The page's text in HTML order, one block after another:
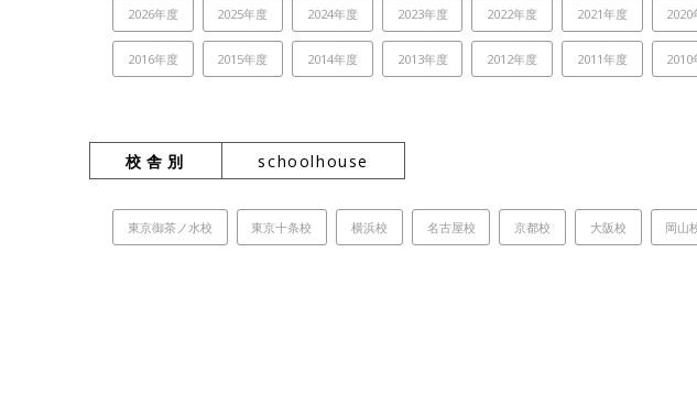
2026年度 2025年度 2024年度 2023年度 2022年度 2021年度 2020
2016年度 2015年度 2014年度 2013年度 2012年度 2011年度 2010
校舎別 schoolhouse
東京御茶ノ水校 東京十条校 横浜校 名古屋校 京都校 大阪校 岡山